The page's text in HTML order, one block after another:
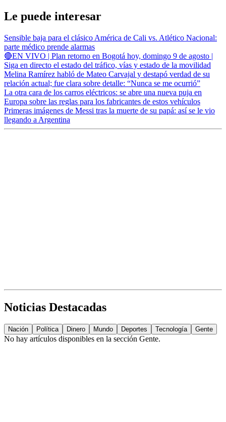
Le puede interesar
Sensible baja para el clásico América de Cali vs. Atlético Nacional:
parte médico prende alarmas
🔴EN VIVO | Plan retorno en Bogotá hoy, domingo 9 de agosto |
Siga en directo el estado del tráfico, vías y estado de la movilidad
Melina Ramírez habló de Mateo Carvajal y destapó verdad de su
relación actual; fue clara sobre detalle: “Nunca se me ocurrió”
La otra cara de los carros eléctricos: se abre una nueva puja en
Europa sobre las reglas para los fabricantes de estos vehículos
Primeras imágenes de Messi tras la muerte de su papá: así se le vio
llegando a Argentina
Noticias Destacadas
Nación Política Dinero Mundo Deportes Tecnología Gente
No hay artículos disponibles en la sección Gente.